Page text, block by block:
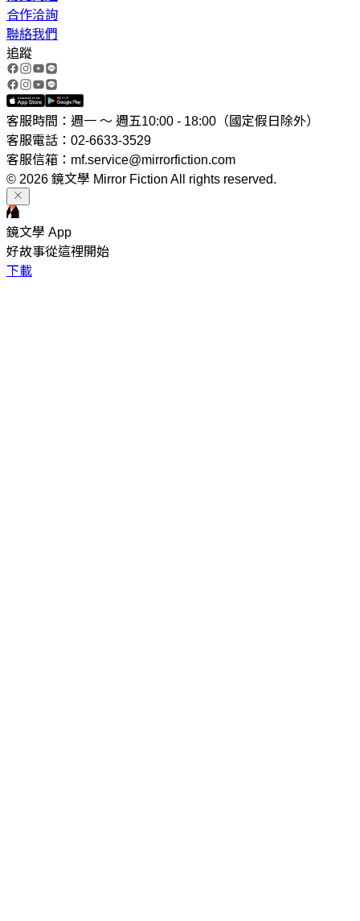
合作洽詢
聯絡我們
追蹤
客服時間：週一 ～ 週五10:00 - 18:00（國定假日除外）
客服電話：02-6633-3529
客服信箱：mf.service@mirrorfiction.com
© 2026 鏡文學 Mirror Fiction All rights reserved.
鏡文學 App
好故事從這裡開始
下載